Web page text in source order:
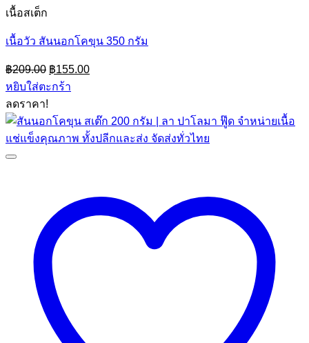
เนื้อสเต็ก
เนื้อวัว สันนอกโคขุน 350 กรัม
฿209.00 Original
price
was:
฿155.00Current
price
หยิบใส่ตะกร้า
ลดราคา!